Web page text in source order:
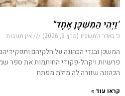
"וַיְהִי הַמִּשְׁכָּן אֶחָד"
כ׳ באדר ה׳תשפ״ו (מרץ 9, 2026) אין תגובות
המשכן ובגדי הכהונה על חלקיהם
פרשיות ויקהל-פקודי החותמות את ספר
הכהונה שזורה לה מילת מפתח
קראו עוד »